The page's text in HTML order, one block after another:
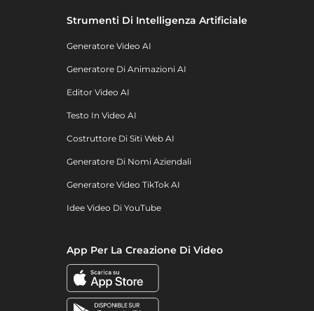
Strumenti Di Intelligenza Artificiale
Generatore Video AI
Generatore Di Animazioni AI
Editor Video AI
Testo In Video AI
Costruttore Di Siti Web AI
Generatore Di Nomi Aziendali
Generatore Video TikTok AI
Idee Video Di YouTube
App Per La Creazione Di Video